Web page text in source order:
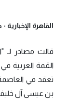
القاهرة الإخبارية -
قالت مصادر لـ
القمة العربية في
تعقد في العاصمة
بن عيسى آل خليفة،